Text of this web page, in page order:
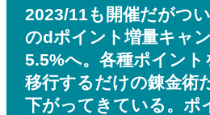
2023/11も開催だがつ
のdポイント増量キャ
5.5%へ。各種ポイン
移行するだけの錬金術
下がってきている。ポ